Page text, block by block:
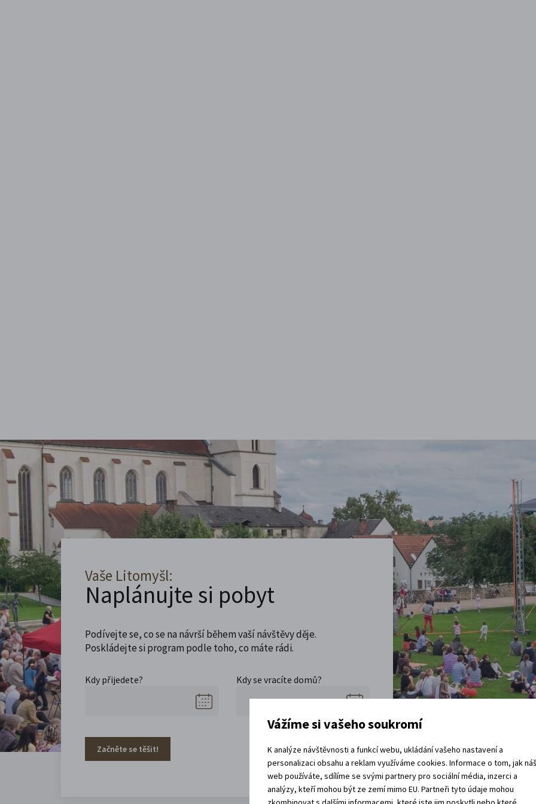
Vaše Litomyšl:
Naplánujte si pobyt
Podívejte se, co se na návrší během vaší návštěvy děje.
Poskládejte si program podle toho, co máte rádi.
Kdy přijedete? Kdy se vracíte domů?
Začněte se těšit!
Vážíme si vašeho soukromí
K analýze návštěvnosti a funkcí webu, ukládání vašeho nastavení a
personalizaci obsahu a reklam využíváme cookies. Informace o tom, jak
web používáte, sdílíme se svými partnery pro sociální média, inzerci a
analýzy, kteří mohou být ze zemí mimo EU. Partneři tyto údaje mohou